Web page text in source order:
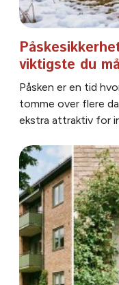
viktigste du
Påsken er en tid
tomme over flere
ekstra attraktiv for